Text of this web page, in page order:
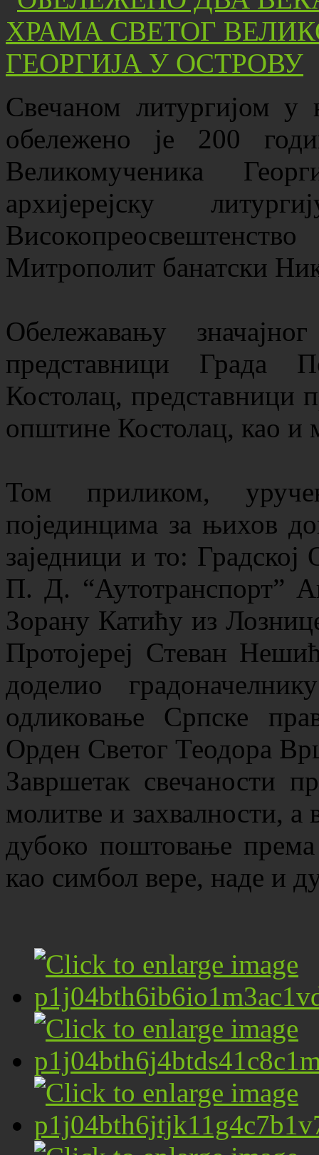
Свечаном литургијом у
обележено је 200
Великомученика
архијерејску
Митрополит банатски
Обележавању
представници Града
Костолац, представници
општине Костолац, као и
Том приликом,
појединцима за њихов
заједници и то:
П. Д. “Аутотранспорт”
Зорану Катићу из
Протојереј Стеван
доделио
одликовање Српске
Орден Светог Теодора
Завршетак свечаности
молитве и захвалности, а
дубоко поштовање
као симбол вере, наде и